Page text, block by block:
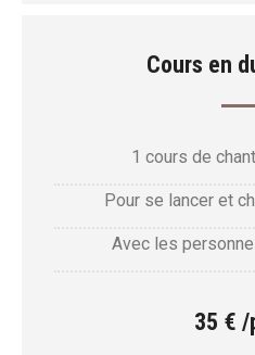
Cours en
1 cours de
Pour se lancer et
Avec les
35 € /